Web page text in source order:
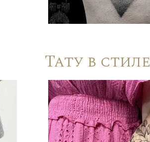
Тату в стиле